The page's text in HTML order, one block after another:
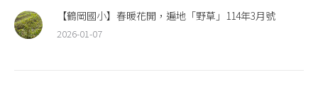
【鶴岡國小】春暖花開，遍地「野草」114年3月號
2026-01-07